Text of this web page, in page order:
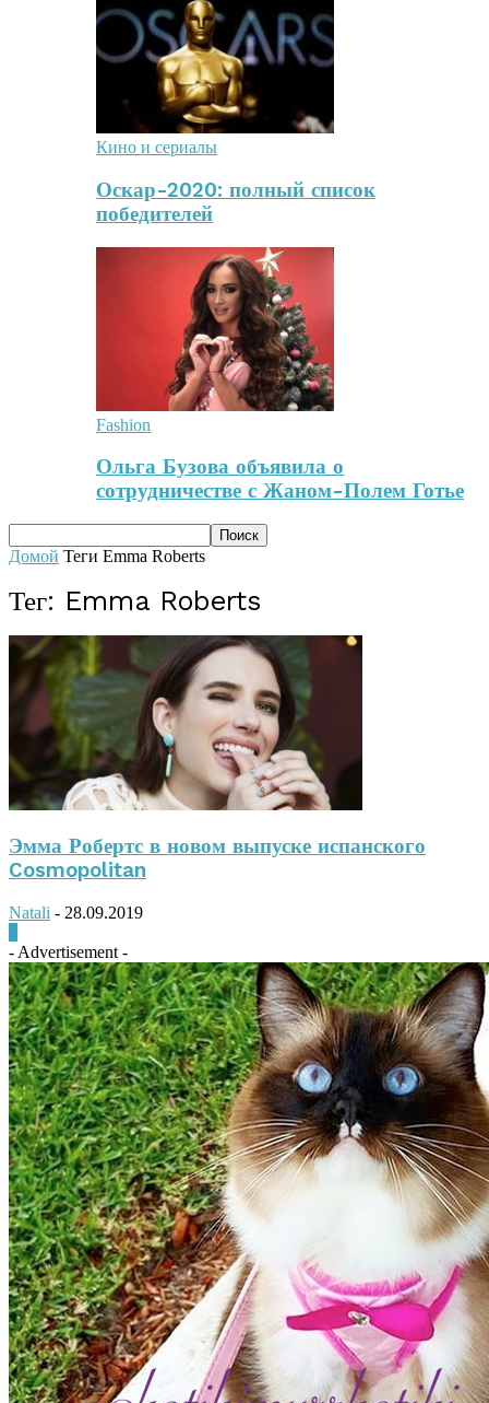
Кино и сериалы
Оскар-2020: полный список
победителей
Fashion
Ольга Бузова объявила о
сотрудничестве с Жаном-Полем Готье
Домой Теги Emma Roberts
Тег: Emma Roberts
Эмма Робертс в новом выпуске испанского
Cosmopolitan
Natali - 28.09.2019
- Advertisement -